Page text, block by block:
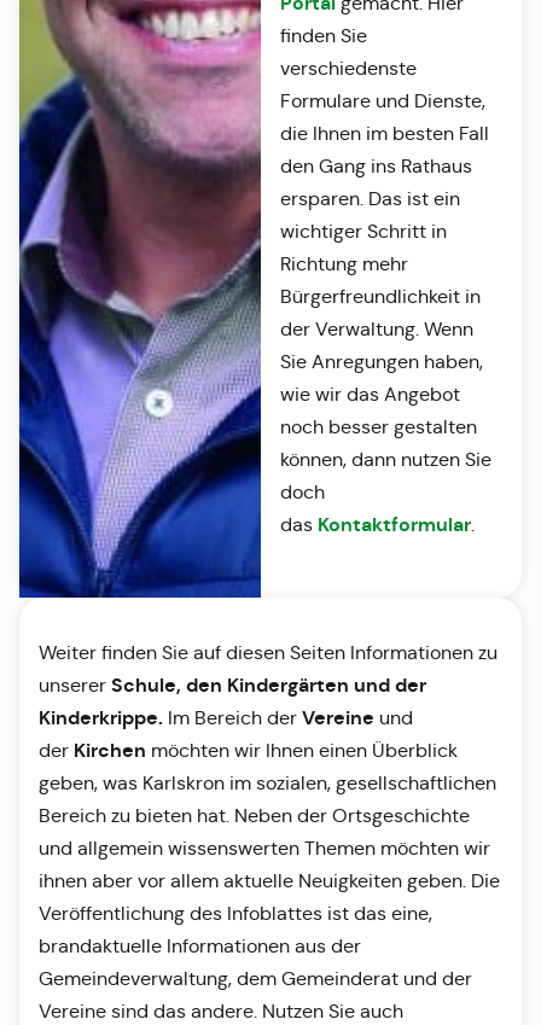
finden Sie
verschiedenste
Formulare und Dienste,
die Ihnen im besten Fall
den Gang ins Rathaus
ersparen. Das ist ein
wichtiger Schritt in
Richtung mehr
Bürgerfreundlichkeit in
der Verwaltung. Wenn
Sie Anregungen haben,
wie wir das Angebot
noch besser gestalten
können, dann nutzen Sie
doch
das Kontaktformular.
Weiter finden Sie auf diesen Seiten Informationen zu
unserer Schule, den Kindergärten und der
Kinderkrippe. Im Bereich der Vereine und
der Kirchen möchten wir Ihnen einen Überblick
geben, was Karlskron im sozialen, gesellschaftlichen
Bereich zu bieten hat. Neben der Ortsgeschichte
und allgemein wissenswerten Themen möchten wir
ihnen aber vor allem aktuelle Neuigkeiten geben. Die
Veröffentlichung des Infoblattes ist das eine,
brandaktuelle Informationen aus der
Gemeindeverwaltung, dem Gemeinderat und der
Vereine sind das andere. Nutzen Sie auch